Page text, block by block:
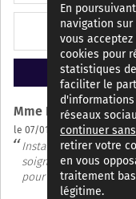
Ajouter un avis
Mme Dubois-
le 07/01/2026
Instalation du
soigneux, tout te fois
pour notre telephone.
Mme ALILI
Mr Amphiarus
Mr Roussel
Mme Mr.et Mme.
Mr Coenart
Mme Evrard christian
Mme Contignac Eric
Mr Hitelet
Mr Georges
En
navigation
vous
cookies pour
statistiques
faciliter le
réseaux
continuer
retirer votre
en vous
traitement
légitime.